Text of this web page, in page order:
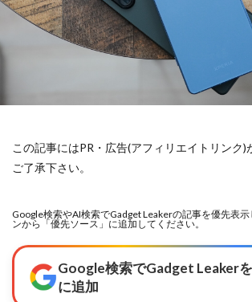
この記事にはPR・広告(アフィリエイトリンク)
ご了承下さい。
Google検索やAI検索でGadget Leakerの記事を優先表
ンから「優先ソース」に追加してください。
Google検索でGadget Leaker
に追加